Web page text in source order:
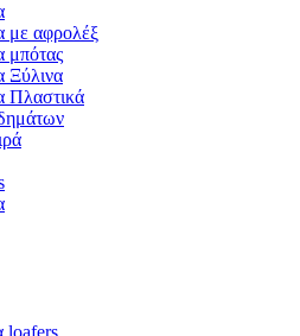
με αφρολέξ
μπότας
Ξύλινα
Πλαστικά